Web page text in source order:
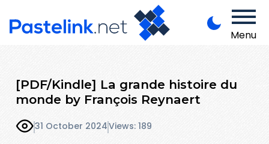
Menu
[PDF/Kindle] La grande histoire du
monde by François Reynaert
31 October 2024Views: 189